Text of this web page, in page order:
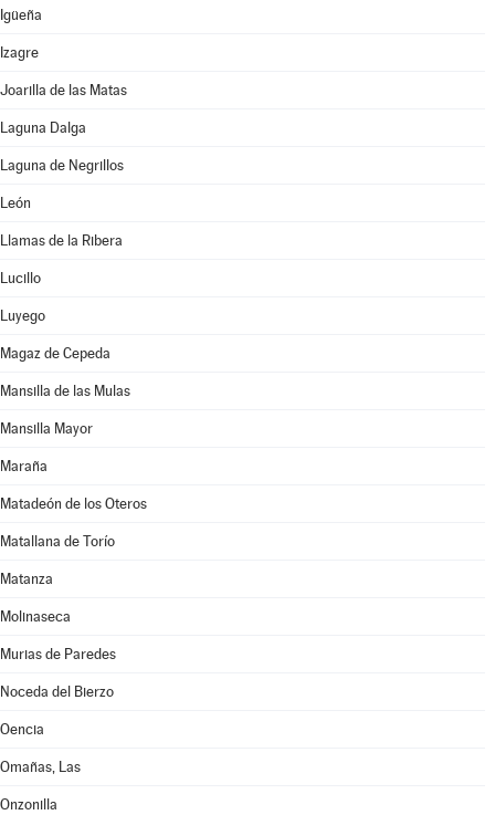
Igüeña
Izagre
Joarilla de las Matas
Laguna Dalga
Laguna de Negrillos
León
Llamas de la Ribera
Lucillo
Luyego
Magaz de Cepeda
Mansilla de las Mulas
Mansilla Mayor
Maraña
Matadeón de los Oteros
Matallana de Torío
Matanza
Molinaseca
Murias de Paredes
Noceda del Bierzo
Oencia
Omañas, Las
Onzonilla